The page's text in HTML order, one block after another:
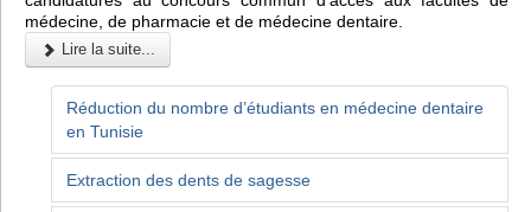
médecine, de pharmacie et de médecine dentaire.
Lire la suite...
Réduction du nombre d’étudiants en médecine dentaire
en Tunisie
Extraction des dents de sagesse